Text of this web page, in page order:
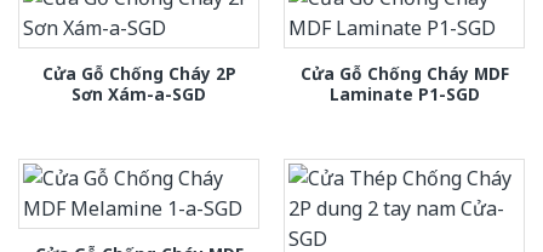
Cửa Gỗ Chống Cháy 2P
Sơn Xám-a-SGD
Cửa Gỗ Chống Cháy MDF
Laminate P1-SGD